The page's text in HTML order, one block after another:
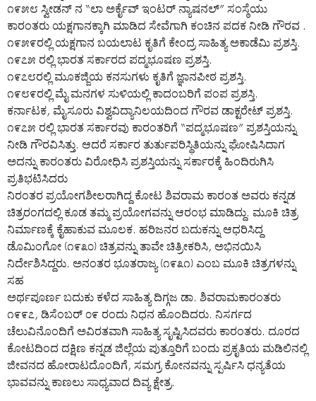
೧೯೫೮ ಸ್ವೀಡನ್ ನ “ಲಾ ಅರ್ಕೈವ್ ಇಂಟರ್ ನ್ಯಾಷನಲ್” ಸಂಸ್ಠೆಯು
ಕಾರಂತರು ಯಕ್ಷಗಾನಕ್ಕಾಗಿ ಮಾಡಿದ ಸೇವೆಗಾಗಿ ಕಂಚಿನ ಪದಕ ನೀಡಿ ಗೌರವ .
೧೯೫೯ರಲ್ಲಿ ಯಕ್ಷಗಾನ ಬಯಲಾಟ ಕೃತಿಗೆ ಕೇಂದ್ರ ಸಾಹಿತ್ಯ ಅಕಾಡೆಮಿ ಪ್ರಶಸ್ತಿ.
೧೯೭೫ ರಲ್ಲಿ ಭಾರತ ಸರ್ಕಾರದ ಪದ್ಮಭೂಷಣ ಪ್ರಶಸ್ತಿ.
೧೯೭೮ರಲ್ಲಿ ಮೂಕಜ್ಜಿಯ ಕನಸುಗಳು ಕೃತಿಗೆ ಜ್ಞಾನಪೀಠ ಪ್ರಶಸ್ತಿ.
೧೯೮೯ರಲ್ಲಿ ಮೈ ಮನಗಳ ಸುಳಿಯಲ್ಲಿ ಕಾದಂಬರಿಗೆ ಪಂಪ ಪ್ರಶಸ್ತಿ.
ಕರ್ನಾಟಕ, ಮೈಸೂರು ವಿಶ್ವವಿದ್ಯಾನಿಲಯದಿಂದ ಗೌರವ ಡಾಕ್ಟರೇಟ್ ಪ್ರಶಸ್ತಿ.
೧೯೭೫ ರಲ್ಲಿ ಭಾರತ ಸರ್ಕಾರವು ಕಾರಂತರಿಗೆ “ಪದ್ಮಭೂಷಣ” ಪ್ರಶಸ್ತಿಯನ್ನು
ನೀಡಿ ಗೌರವಿಸಿತ್ತು. ಆದರೆ ಸರ್ಕಾರ ತುರ್ತುಪರಿಸ್ಥಿತಿಯನ್ನು ಘೋಷಿಸಿದಾಗ
ಅದನ್ನು ಕಾರಂತರು ವಿರೋಧಿಸಿ ಪ್ರಶಸ್ತಿಯನ್ನು ಸರ್ಕಾರಕ್ಕೆ ಹಿಂದಿರುಗಿಸಿ
ಪ್ರತಿಭಟಿಸಿದರು
ನಿರಂತರ ಪ್ರಯೋಗಶೀಲರಾಗಿದ್ದ ಕೋಟ ಶಿವರಾಮ ಕಾರಂತ ಅವರು ಕನ್ನಡ
ಚಿತ್ರರಂಗದಲ್ಲಿ ಕೂಡ ತಮ್ಮ ಪ್ರಯೋಗವನ್ನು ಆರಂಭ ಮಾಡಿದ್ದು. ಮೂಕಿ ಚಿತ್ರ
ನಿರ್ಮಾಣಕ್ಕೆ ಕೈಹಾಕುವ ಮೂಲಕ. ಹರಿಜನರ ಬದುಕನ್ನು ಆಧರಿಸಿದ್ದ
ಡೊಮಿಂಗೋ (೧೯೩೦) ಚಿತ್ರವನ್ನು ತಾವೇ ಚಿತ್ರೀಕರಿಸಿ, ಅಭಿನಯಿಸಿ
ನಿರ್ದೇಶಿಸಿದ್ದರು. ಅನಂತರ ಭೂತರಾಜ್ಯ (೧೯೩೧) ಎಂಬ ಮೂಕಿ ಚಿತ್ರಗಳನ್ನು
ಸಹ
ಅರ್ಥಪೂರ್ಣ ಬದುಕು ಕಳೆದ ಸಾಹಿತ್ಯ ದಿಗ್ಗಜ ಡಾ. ಶಿವರಾಮಕಾರಂತರು
೧೯೯೭, ಡಿಸೆಂಬರ್ ೦೯ ರಂದು ನಿಧನ ಹೊಂದಿದರು. ನಿಸರ್ಗದ
ಚೆಲುವಿನೊಂದಿಗೆ ಅವಿರತವಾಗಿ ಸಾಹಿತ್ಯ ಸೃಷ್ಟಿಸಿದವರು ಕಾರಂತರು. ದೂರದ
ಕೋಟದಿಂದ ದಕ್ಷಿಣ ಕನ್ನಡ ಜಿಲ್ಲೆಯ ಪುತ್ತೂರಿಗೆ ಬಂದು ಪ್ರಕೃತಿಯ ಮಡಿಲಿನಲ್ಲಿ
ಜೀವನದ ಹೋರಾಟದೊಂದಿಗೆ, ಸಮಗ್ರ ಕೋನವನ್ನು ಸ್ಪರ್ಷಿಸಿ ಧನ್ಯತೆಯ
ಭಾವವನ್ನು ಕಾಣಲು ಸಾಧ್ಯವಾದ ದಿವ್ಯ ಕ್ಷೇತ್ರ.